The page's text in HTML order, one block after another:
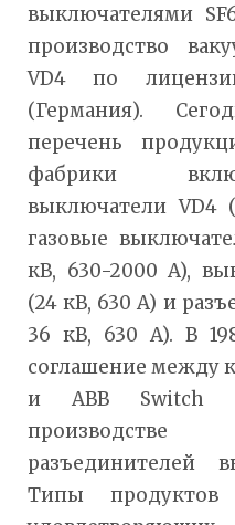
выключателями
производство
VD4 по
(Германия).
перечень
фабрики
выключатели VD4
газовые
кВ, 630-2000 A),
(24 кВ, 630 A) и
36 кВ, 630 A). В
соглашение между
и ABB Switch
разъединителей
Типы продуктов